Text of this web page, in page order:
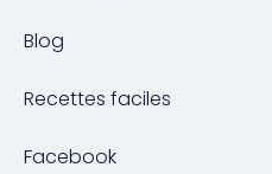
Blog
Recettes faciles
Facebook